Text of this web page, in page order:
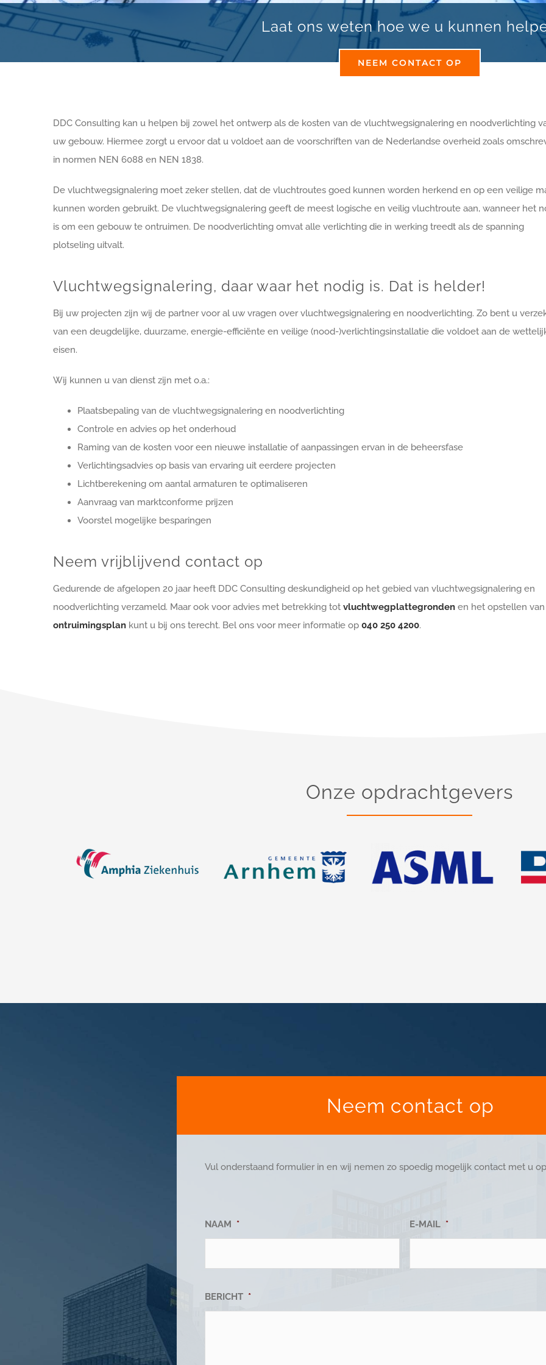
Laat ons weten hoe we u kunnen
NEEM CONTACT OP
DDC Consulting kan u helpen bij zowel het ontwerp als de kosten van de vluchtwegsignalering en noodverlichting
uw gebouw. Hiermee zorgt u ervoor dat u voldoet aan de voorschriften van de Nederlandse overheid zoals
in normen NEN 6088 en NEN 1838.
De vluchtwegsignalering moet zeker stellen, dat de vluchtroutes goed kunnen worden herkend en op een veilige
kunnen worden gebruikt. De vluchtwegsignalering geeft de meest logische en veilig vluchtroute aan, wanneer het
is om een gebouw te ontruimen. De noodverlichting omvat alle verlichting die in werking treedt als de spanning
plotseling uitvalt.
Vluchtwegsignalering, daar waar het nodig is. Dat is helder!
Bij uw projecten zijn wij de partner voor al uw vragen over vluchtwegsignalering en noodverlichting. Zo bent u
van een deugdelijke, duurzame, energie-efficiënte en veilige (nood-)verlichtingsinstallatie die voldoet aan de
eisen.
Wij kunnen u van dienst zijn met o.a.:
Plaatsbepaling van de vluchtwegsignalering en noodverlichting
Controle en advies op het onderhoud
Raming van de kosten voor een nieuwe installatie of aanpassingen ervan in de beheersfase
Verlichtingsadvies op basis van ervaring uit eerdere projecten
Lichtberekening om aantal armaturen te optimaliseren
Aanvraag van marktconforme prijzen
Voorstel mogelijke besparingen
Neem vrijblijvend contact op
Gedurende de afgelopen 20 jaar heeft DDC Consulting deskundigheid op het gebied van vluchtwegsignalering en
noodverlichting verzameld. Maar ook voor advies met betrekking tot vluchtwegplattegronden en het opstellen
ontruimingsplan kunt u bij ons terecht. Bel ons voor meer informatie op 040 250 4200.
Onze opdrachtgevers
Neem contact op
Vul onderstaand formulier in en wij nemen zo spoedig mogelijk contact met u
NAAM * E-MAIL *
BERICHT *